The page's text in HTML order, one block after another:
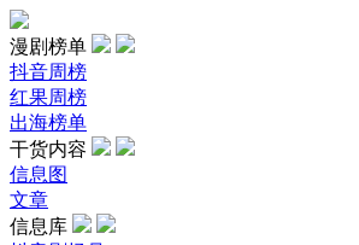
漫剧榜单
抖音周榜
红果周榜
出海榜单
干货内容
信息图
文章
信息库